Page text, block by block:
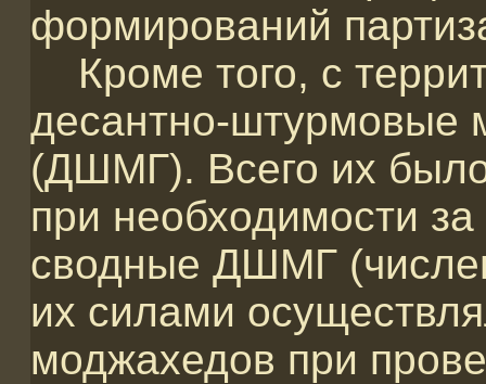
формирований
Кроме того, с
десантно-штурмовые
(ДШМГ). Всего их
при необходимости
сводные ДШМГ
их силами
моджахедов при